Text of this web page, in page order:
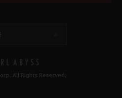
All Rights Reserved.